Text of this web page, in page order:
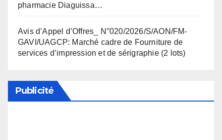
pharmacie Diaguissa…
Avis d’Appel d’Offres_ N°020/2026/S/AON/FM-
GAVI/UAGCP: Marché cadre de Fourniture de
services d’impression et de sérigraphie (2 lots)
Publicité